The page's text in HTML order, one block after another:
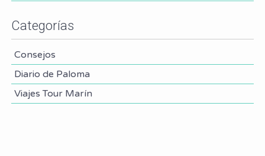
Categorías
Consejos
Diario de Paloma
Viajes Tour Marín